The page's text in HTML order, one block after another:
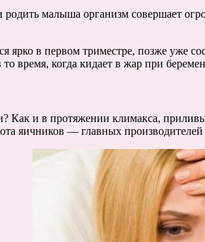
малыша организм совершает
в первом триместре, позже уже
то время, когда кидает в жар при
Как и в протяжении климакса,
яичников — главных